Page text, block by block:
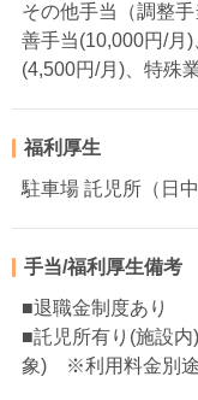
その他手当（調整
善手当(10,000円/月
(4,500円/月)、特殊
福利厚生
駐車場 託児所（日
手当/福利厚生備考
■退職金制度あり
■託児所有り(施設
象) ※利用料金別途